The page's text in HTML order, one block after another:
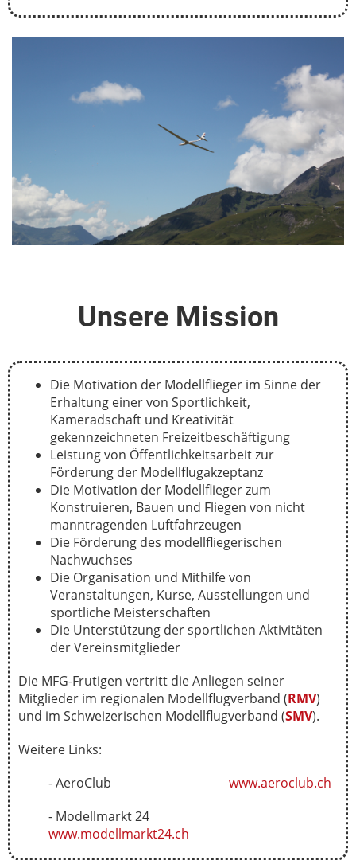
Unsere Mission
Die Motivation der Modellflieger im Sinne der
Erhaltung einer von Sportlichkeit,
Kameradschaft und Kreativität
gekennzeichneten Freizeitbeschäftigung
Leistung von Öffentlichkeitsarbeit zur
Förderung der Modellflugakzeptanz
Die Motivation der Modellflieger zum
Konstruieren, Bauen und Fliegen von nicht
manntragenden Luftfahrzeugen
Die Förderung des modellfliegerischen
Nachwuchses
Die Organisation und Mithilfe von
Veranstaltungen, Kurse, Ausstellungen und
sportliche Meisterschaften
Die Unterstützung der sportlichen Aktivitäten
der Vereinsmitglieder
Die MFG-Frutigen vertritt die Anliegen seiner
Mitglieder im regionalen Modellflugverband (RMV)
und im Schweizerischen Modellflugverband (SMV).
Weitere Links:
- AeroClub
www.aeroclub.ch
- Modellmarkt 24
www.modellmarkt24.ch